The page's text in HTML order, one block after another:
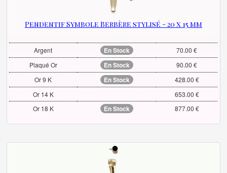
Pendentif Symbole Berbère stylisé - 20 x 15 mm
Argent En Stock
70.00 €
Plaqué Or
En Stock
90.00 €
Or 9 K
En Stock
428.00 €
Or 14 K
653.00 €
Or 18 K
En Stock 877.00 €